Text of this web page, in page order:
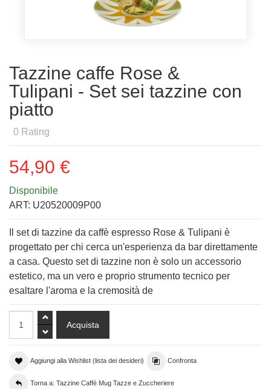
Tazzine caffe Rose &
Tulipani - Set sei tazzine con
piatto
0 Rating
54,90 €
Disponibile
ART: U20520009P00
Il set di tazzine da caffè espresso Rose & Tulipani è
progettato per chi cerca un'esperienza da bar direttamente
a casa. Questo set di tazzine non è solo un accessorio
estetico, ma un vero e proprio strumento tecnico per
esaltare l'aroma e la cremosità de
Aggiungi alla Wishlist (lista dei desideri) Confronta
Torna a: Tazzine Caffè Mug Tazze e Zuccheriere